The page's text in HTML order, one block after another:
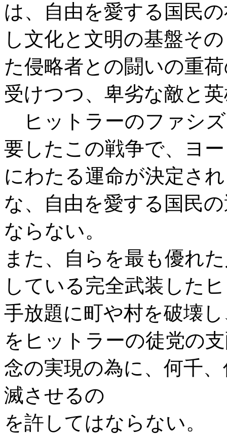
は、自由を愛する国民
し文化と文明の基盤そ
た侵略者との闘いの重
受けつつ、卑劣な敵と
ヒットラーのファシ
要したこの戦争で、ヨ
にわたる運命が決定さ
な、自由を愛する国民
ならない。
また、自らを最も優れ
している完全武装した
手放題に町や村を破壊
をヒットラーの徒党の
念の実現の為に、何千
滅させるの
を許してはならない。